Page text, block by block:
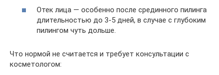
Отек лица — особенно после срединного пилинга
длительностью до 3-5 дней, в случае с глубоким
пилингом чуть дольше.
Что нормой не считается и требует консультации с
косметологом: